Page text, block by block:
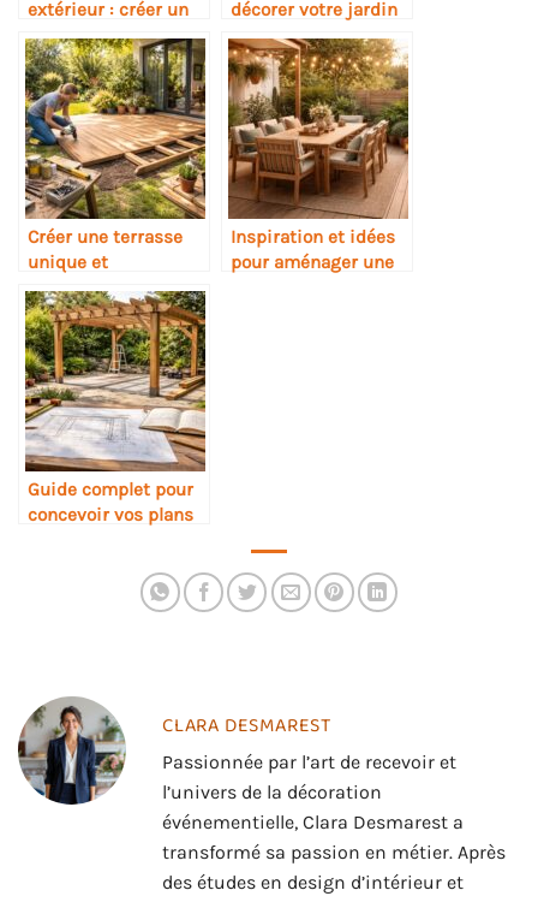
extérieur : créer un
coin repas cosy
décorer votre jardin
pour un anniversaire
inoubliable
Créer une terrasse
unique et
personnalisée soi-
même : guide
pratique
Inspiration et idées
pour aménager une
Guide complet pour
concevoir vos plans
CLARA DESMAREST
Passionnée par l’art de recevoir et
l’univers de la décoration
événementielle, Clara Desmarest a
transformé sa passion en métier. Après
des études en design d’intérieur et